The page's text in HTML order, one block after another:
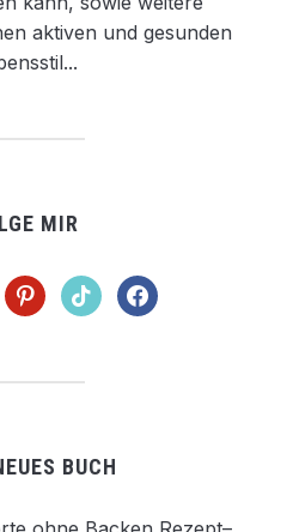
aktiven und gesunden
MIR
pinteresttiktok facebook
BUCH